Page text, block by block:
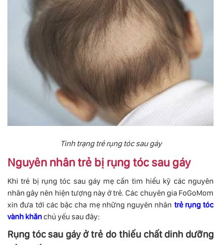
Tình trạng trẻ rụng tóc sau gáy
Nguyên nhân trẻ bị rụng tóc sau gáy
Khi trẻ bị rụng tóc sau gáy mẹ cần tìm hiểu kỹ các nguyên
nhân gây nên hiện tượng này ở trẻ. Các chuyên gia FoGoMom
xin đưa tới các bậc cha mẹ những nguyên nhân trẻ rụng tóc
vành khănchủ yếu sau đây:
Rụng tóc sau gáy ở trẻ do thiếu chất dinh dưỡng